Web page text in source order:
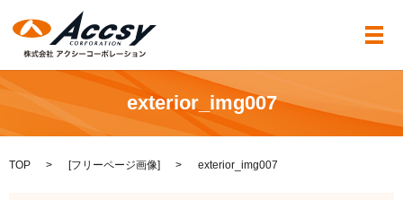
メ
exterior_img007
TOP [フリーページ画像] exterior_img007